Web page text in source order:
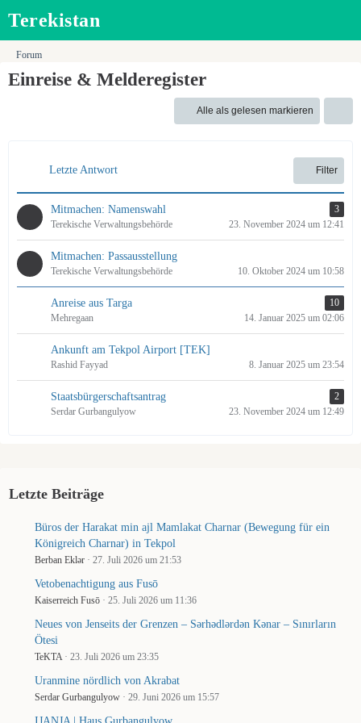
Terekistan
Forum
Einreise & Melderegister
Alle als gelesen markieren
Letzte Antwort Filter
Mitmachen: Namenswahl
3
Terekische Verwaltungsbehörde
23. November 2024 um 12:41
Mitmachen: Passausstellung
Terekische Verwaltungsbehörde 10. Oktober 2024 um 10:58
Anreise aus Targa
10
Mehregaan
14. Januar 2025 um 02:06
Ankunft am Tekpol Airport [TEK]
Rashid Fayyad 8. Januar 2025 um 23:54
Staatsbürgerschaftsantrag
2
Serdar Gurbangulyow
23. November 2024 um 12:49
Letzte Beiträge
Büros der Harakat min ajl Mamlakat Charnar (Bewegung für ein
Königreich Charnar) in Tekpol
Berban Eklər 27. Juli 2026 um 21:53
Vetobenachtigung aus Fusō
Kaiserreich Fusō 25. Juli 2026 um 11:36
Neues von Jenseits der Grenzen – Sərhədlərdən Kənar – Sınırların
Ötesi
TeKTA 23. Juli 2026 um 23:35
Uranmine nördlich von Akrabat
Serdar Gurbangulyow 29. Juni 2026 um 15:57